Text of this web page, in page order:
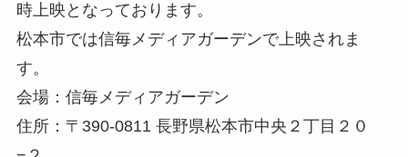
時上映となっております。
松本市では信毎メディアガーデンで上映されま
す。
会場：信毎メディアガーデン
住所：〒390-0811 長野県松本市中央２丁目２０